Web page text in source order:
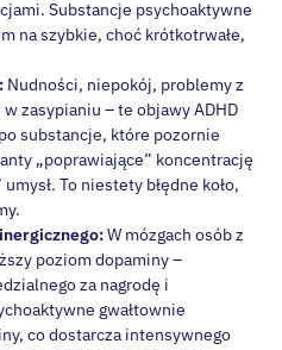
na szybkie, choć krótkotrwałe,
zasypianiu – te objawy ADHD
substancje, które pozornie
„poprawiające” koncentrację
To niestety błędne koło,
poziom dopaminy –
za nagrodę i
gwałtownie
co dostarcza intensywnego
rozwoju uzależnienia.